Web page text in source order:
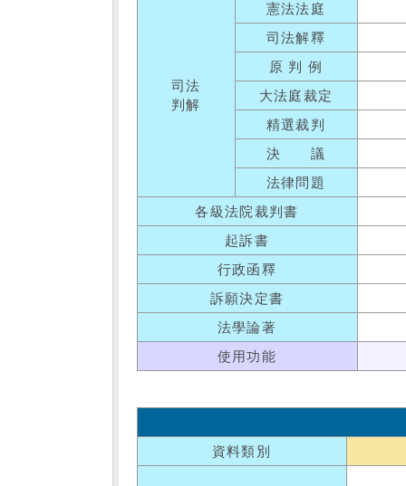
司法
判解
憲法法庭
司法解釋
原 判 例
大法庭裁定
精選裁判
決 議
法律問題
各級法院裁判書
起訴書
行政函釋
訴願決定書
法學論著
使用功能
資料類別